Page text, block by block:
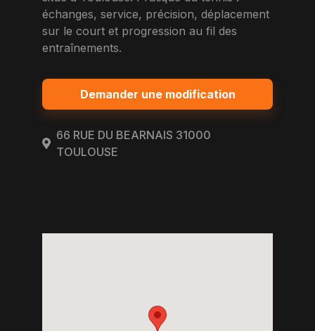
échanges, service, précision, déplacement
sur le court et progression au fil des
entraînements.
Demander une modification
66 RUE DU BEARNAIS 31000
TOULOUSE